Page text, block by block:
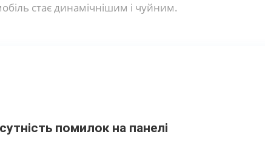
стає динамічнішим і чуйним.
помилок на панелі